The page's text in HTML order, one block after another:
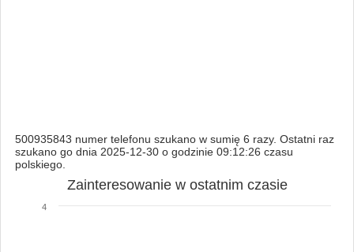
500935843 numer telefonu szukano w sumię 6 razy. Ostatni raz
szukano go dnia 2025-12-30 o godzinie 09:12:26 czasu
polskiego.
Zainteresowanie w ostatnim czasie
4